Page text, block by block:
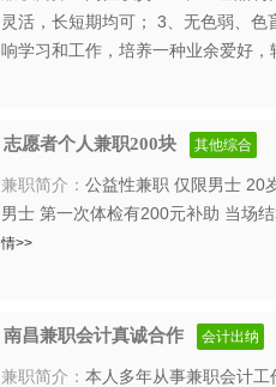
灵活，长短期均可； 3、无色弱、
响学习和工作，培养一种业余爱好，
志愿者个人兼职200块 其他综合
兼职简介： 公益性兼职 仅限男士 20
男士 第一次体检有200元补助 当场
情>>
南昌兼职会计真诚合作 会计出纳
兼职简介： 本人多年从事兼职会计